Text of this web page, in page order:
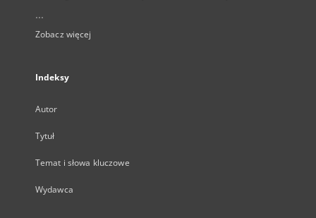
...
Zobacz więcej
Indeksy
Autor
Tytuł
Temat i słowa kluczowe
Wydawca